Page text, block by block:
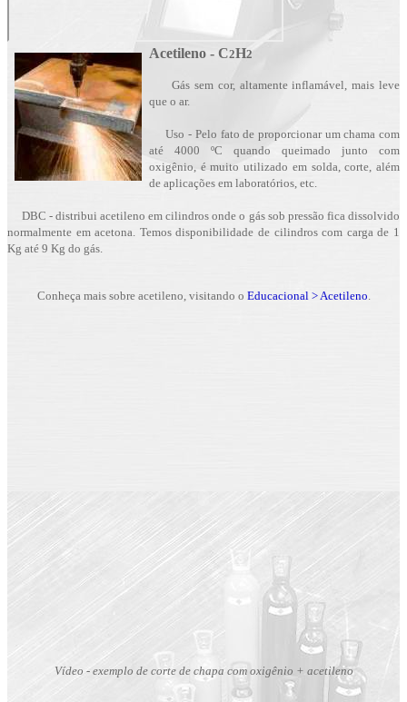
Acetileno - C2H2
Gás sem cor, altamente inflamável, mais leve
que o ar.
Uso - Pelo fato de proporcionar um chama com
até 4000 ºC quando queimado junto com
oxigênio, é muito utilizado em solda, corte, além
de aplicações em laboratórios, etc.
DBC - distribui acetileno em cilindros onde o gás sob pressão fica dissolvido
normalmente em acetona. Temos disponibilidade de cilindros com carga de 1
Kg até 9 Kg do gás.
Conheça mais sobre acetileno, visitando o Educacional > Acetileno.
Vídeo - exemplo de corte de chapa com oxigênio + acetileno